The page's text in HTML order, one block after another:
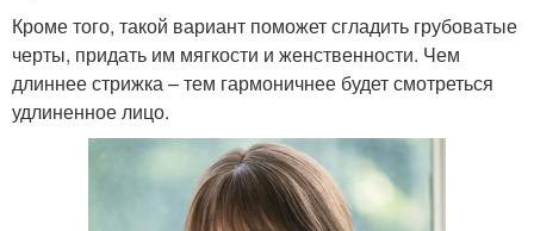
Кроме того, такой вариант поможет сгладить грубоватые
черты, придать им мягкости и женственности. Чем
длиннее стрижка – тем гармоничнее будет смотреться
удлиненное лицо.